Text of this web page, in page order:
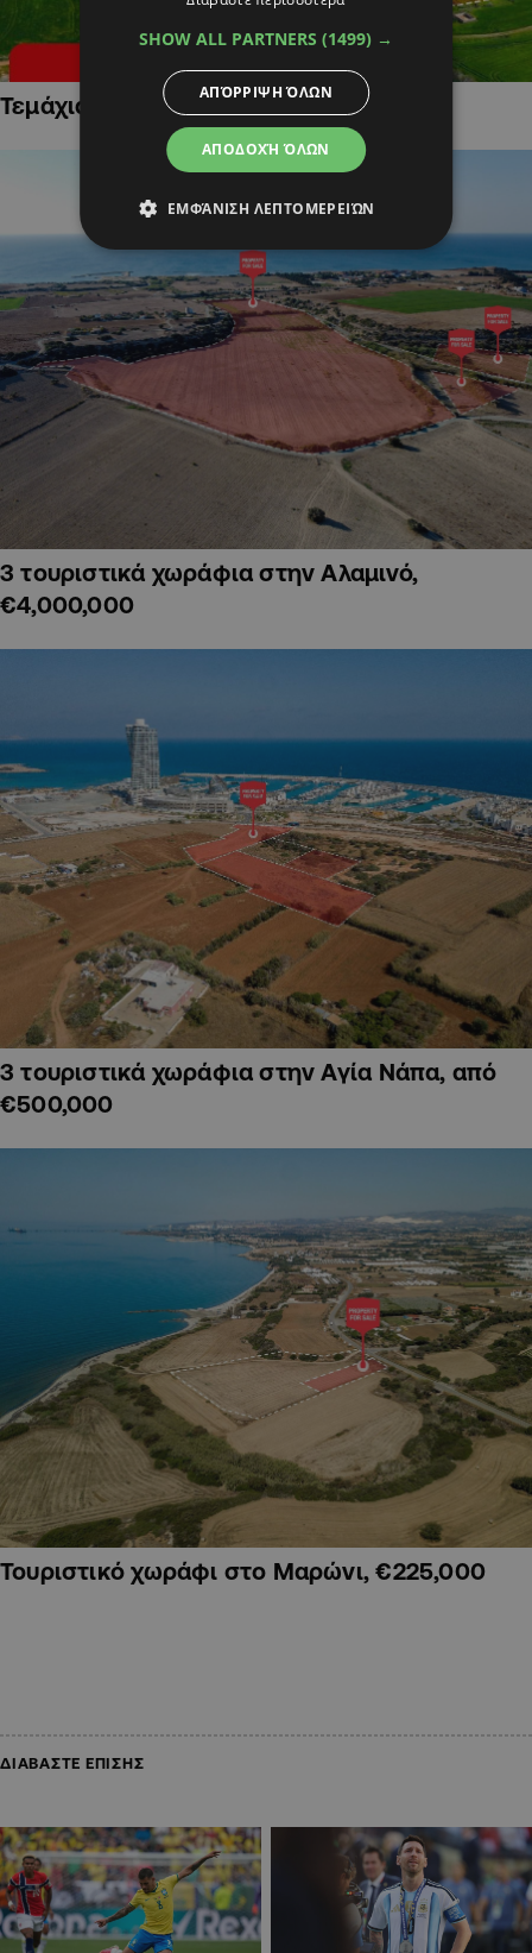
Τεμάχια Γης σε Οικιστικές Περιοχές
3 τουριστικά χωράφια στην Αλαμινό,
€4,000,000
3 τουριστικά χωράφια στην Αγία Νάπα, από
€500,000
Τουριστικό χωράφι στο Μαρώνι, €225,000
ΔΙΑΒΑΣΤΕ ΕΠΙΣΗΣ
SHOW ALL PARTNERS (1499) →
ΑΠΟΔΟΧΉ ΌΛΩΝ
ΑΠΌΡΡΙΨΗ ΌΛΩΝ
ΕΜΦΆΝΙΣΗ ΛΕΠΤΟΜΕΡΕΙΏΝ